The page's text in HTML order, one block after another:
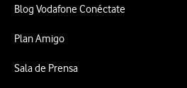
Blog Vodafone Conéctate
Plan Amigo
Sala de Prensa